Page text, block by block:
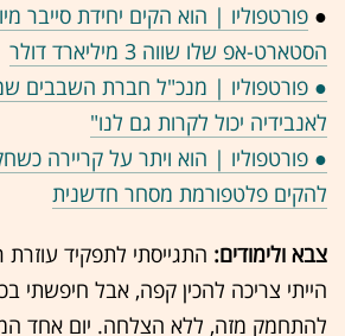
●
הסטארט-אפ שלו שווה 3 מיליארד דולר
● פורטפוליו | מנכ"ל חברת השבבים
לאנבידיה יכול לקרות גם לנו"
● פורטפוליו | הוא ויתר על קריירה
להקים פלטפורמת מסחר חדשנית
צבא ולימודים: התגייסתי לתפקיד
הייתי צריכה להכין קפה, אבל חיפשתי
להתחמק מזה, ללא הצלחה. יום אחד